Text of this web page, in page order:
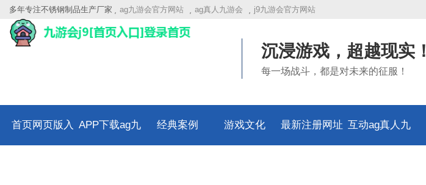
多年专注不锈钢制品生产厂家 ag九游会官方网站 ag真人九游会 j9九游会官方网站
沉浸游戏，超越现实！
每一场战斗，都是对未来的征服！
首页网页版入 APP下载ag九 经典案例 游戏文化 最新注册网址 互动ag真人九